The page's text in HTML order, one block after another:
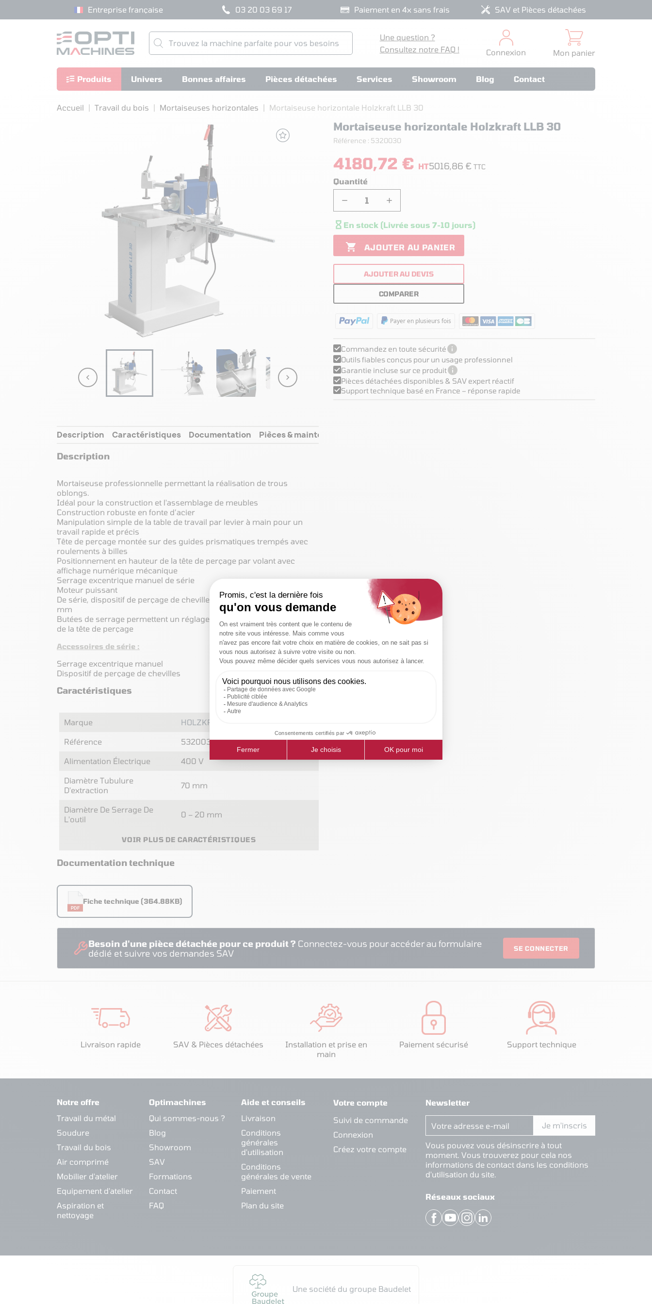
Entreprise française 03 20 03 69 17 Paiement en 4x sans frais SAV et Pièces détachées
Une question ?
Consultez notre FAQ !
Connexion Mon panier
Produits Univers Bonnes affaires Pièces détachées Services Showroom Blog Contact
Accueil Travail du bois Mortaiseuses horizontales Mortaiseuse horizontale Holzkraft LLB 30
 
Description Caractéristiques Documentation
Pièces & maintenance
Description
Mortaiseuse professionnelle permettant la réalisation de trous
oblongs.
Idéal pour la construction et l'assemblage de meubles
Construction robuste en fonte d’acier
Manipulation simple de la table de travail par levier à main pour un
travail rapide et précis
Tête de perçage montée sur des guides prismatiques trempés avec
roulements à billes
Positionnement en hauteur de la tête de perçage par volant avec
affichage numérique mécanique
Serrage excentrique manuel de série
Moteur puissant
De série, dispositif de perçage de chevilles avec pas de 16/22/27/32
mm
Butées de serrage permettent un réglage simple et rapide de la course
de la tête de perçage
Accessoires de série :
Serrage excentrique manuel
Dispositif de perçage de chevilles
Caractéristiques
Marque HOLZKRAFT
Référence 5320030
Alimentation Électrique 400 V
Diamètre Tubulure
D'extraction
70 mm
Diamètre De Serrage De
L'outil
0 – 20 mm
VOIR PLUS DE CARACTÉRISTIQUES
Documentation technique
PDF
Fiche technique (364.88KB)
Mortaiseuse horizontale Holzkraft LLB 30
Référence : 5320030
4180,72 € HT5016,86 € TTC
Quantité
− +
 En stock (Livrée sous 7-10 jours)
 AJOUTER AU PANIER
AJOUTER AU DEVIS
COMPARER
Payer en plusieurs fois
Commandez en toute sécurité
Outils fiables conçus pour un usage professionnel
Garantie incluse sur ce produit
Pièces détachées disponibles & SAV expert réactif
Support technique basé en France – réponse rapide
Besoin d'une pièce détachée pour ce produit ? Connectez-vous pour accéder au formulaire
dédié et suivre vos demandes SAV
SE CONNECTER
Livraison rapide SAV & Pièces détachées
Installation et prise en
main
Paiement sécurisé Support technique
Notre offre
Travail du métal
Soudure
Travail du bois
Air comprimé
Mobilier d'atelier
Equipement d'atelier
Aspiration et
nettoyage
Optimachines
Qui sommes-nous ?
Blog
Showroom
SAV
Formations
Contact
FAQ
Aide et conseils
Livraison
Conditions
générales
d'utilisation
Conditions
générales de vente
Paiement
Plan du site
Votre compte
Suivi de commande
Connexion
Créez votre compte
Newsletter
Vous pouvez vous désinscrire à tout
moment. Vous trouverez pour cela nos
informations de contact dans les conditions
d'utilisation du site.
Réseaux sociaux
FacebookYouTubeInstagram
LinkedIn
Une société du groupe Baudelet